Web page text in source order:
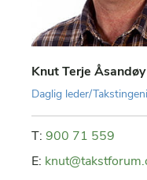
Knut Terje Åsandøy
Daglig leder/
T: 900 71 559
E: